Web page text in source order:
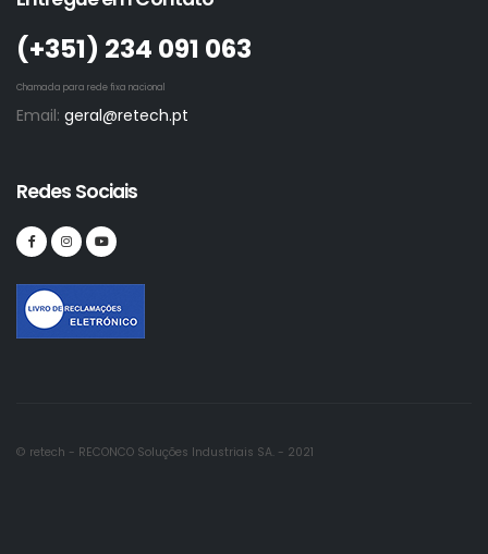
(+351)­ 234 091 063
Chamada para rede fixa nacional
Email: geral@retech.pt
Redes Sociais
© retech - RECONCO Soluções Industriais SA. - 2021